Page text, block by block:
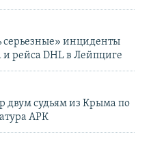
серьезные» инциденты
и рейса DHL в Лейпциге
двум судьям из Крыма по
АРК